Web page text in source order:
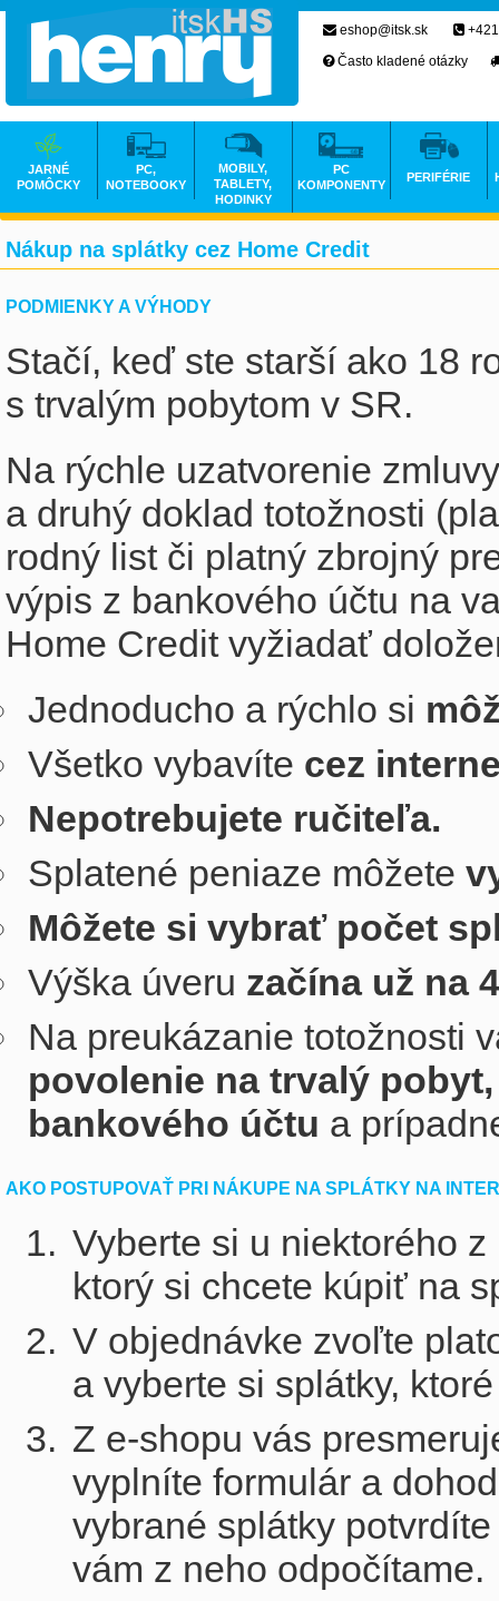
Nákup na splátky cez Home Credit
PODMIENKY A VÝHODY
Stačí, keď ste starší ako 18
s trvalým pobytom v SR.
Na rýchle uzatvorenie
a druhý doklad totožnosti
rodný list či platný zbrojný
výpis z bankového účtu na
Home Credit vyžiadať
Jednoducho a rýchlo si
Všetko vybavíte cez
Nepotrebujete ručiteľa.
Splatené peniaze môžete
Môžete si vybrať počet
Výška úveru začína už na
Na preukázanie totožnosti
povolenie na trvalý
bankového účtu a
AKO POSTUPOVAŤ PRI NÁKUPE NA SPLÁTKY NA
Vyberte si u niektorého
ktorý si chcete kúpiť na
V objednávke zvoľte
a vyberte si splátky,
Z e-shopu vás
vyplníte formulár a
vybrané splátky
vám z neho odpočítame.
eshop@itsk.sk
Často kladené otázky
JARNÉ
POMÔCKY
PC,
NOTEBOOKY
MOBILY,
TABLETY,
HODINKY
PC
KOMPONENTY
PERIFÉRIE